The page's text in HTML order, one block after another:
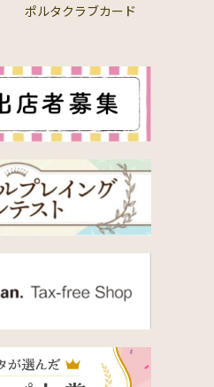
ポルタクラブカード